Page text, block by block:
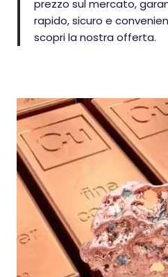
prezzo sul mercato,
rapido, sicuro e
scopri la nostra offerta.